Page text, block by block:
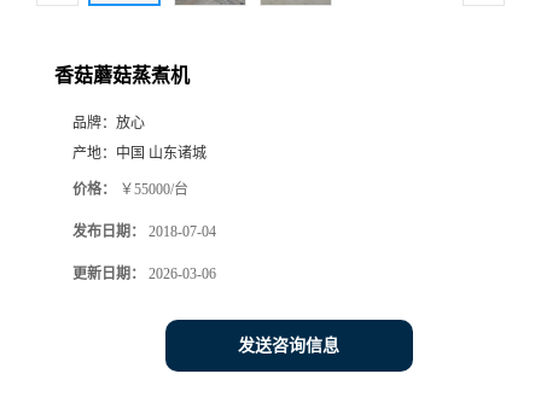
香菇蘑菇蒸煮机
品牌： 放心
产地： 中国 山东诸城
价格： ￥55000/台
发布日期： 2018-07-04
更新日期： 2026-03-06
发送咨询信息